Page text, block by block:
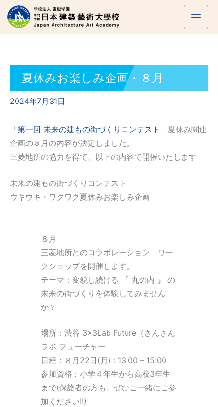
を
夏休みお楽しみ企画・８月
2024年7月31日
「第一回 未来の建もの街づくりコンテスト 」夏休み関連
企画の８月の内容が決定しました。
三菱地所の協力を得て、以下の内容で開催いたします
未来の建もの街づくりコンテスト
ウキウキ・ワクワク夏休みお楽しみ企画
８月
三菱地所とのコラボレーション ワー
クショップを開催します。
テーマ：変貌し続ける 『 丸の内 』 の
未来の街づくりを体験してみません
か？
場所：渋谷 3×3Lab Future（さんさん
ラボ フューチャー
日程：８月22日(月) : 13:00 – 15:00
参加資格：小学４年生から高校3年生
まで(保護者の方も、ぜひご一緒にご参
加ください!!)